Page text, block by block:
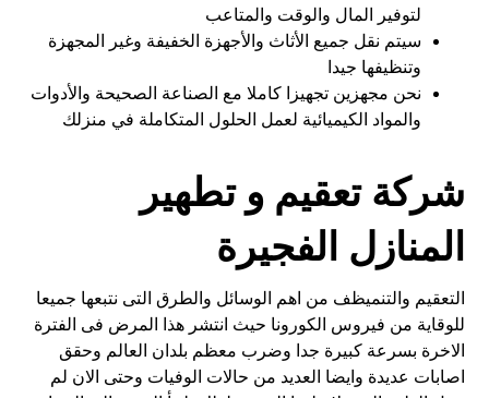
لتوفير المال والوقت والمتاعب
سيتم نقل جميع الأثاث والأجهزة الخفيفة وغير المجهزة
وتنظيفها جيدا
نحن مجهزين تجهيزا كاملا مع الصناعة الصحيحة والأدوات
والمواد الكيميائية لعمل الحلول المتكاملة في منزلك
شركة تعقيم و تطهير
المنازل الفجيرة
التعقيم والتنميظف من اهم الوسائل والطرق التى نتبعها جميعا
للوقاية من فيروس الكورونا حيث انتشر هذا المرض فى الفترة
الاخرة بسرعة كبيرة جدا وضرب معظم بلدان العالم وحقق
اصابات عديدة وايضا العديد من حالات الوفيات وحتى الان لم